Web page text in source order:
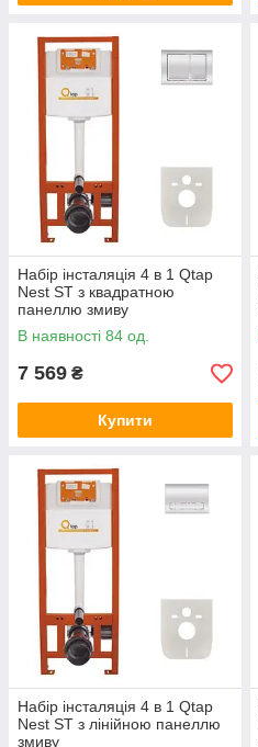
Набір інсталяція 4 в 1 Qtap
Nest ST з квадратною
панеллю змиву
QT0133M425M06028CRM
В наявності 84 од.
7 569 ₴
Купити
Набір інсталяція 4 в 1 Qtap
Nest ST з лінійною панеллю
змиву